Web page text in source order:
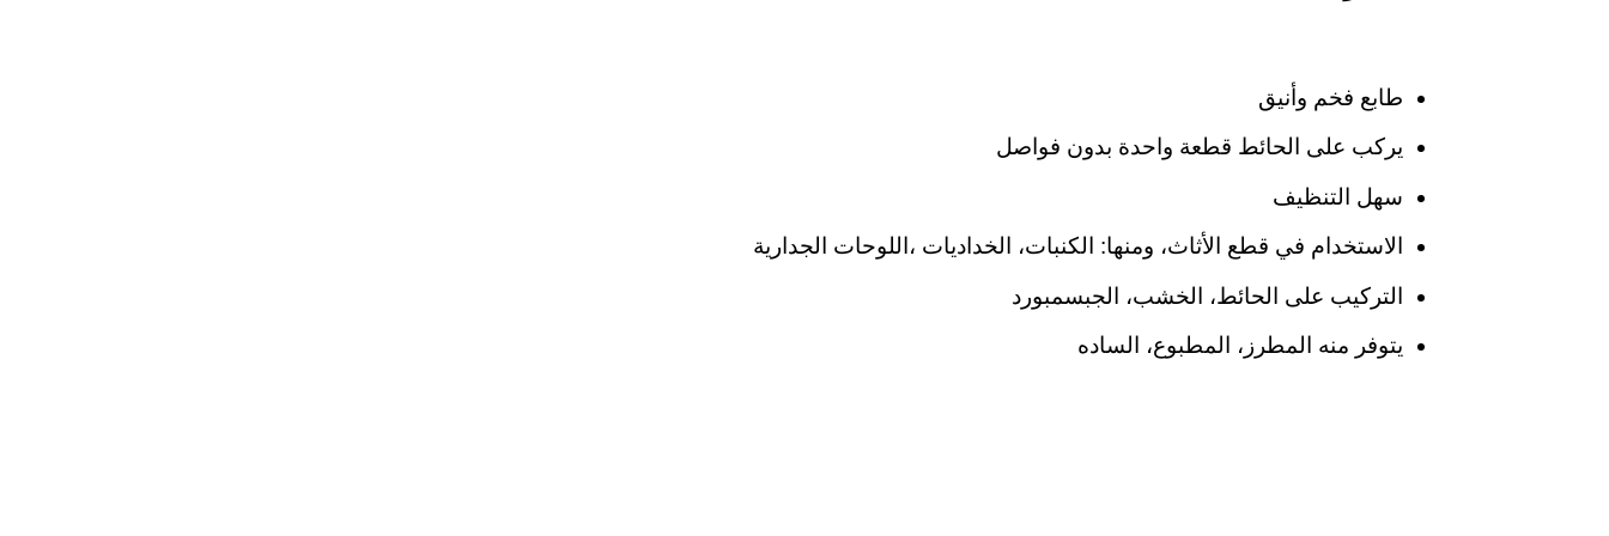
طابع فخم وأنيق
يركب على الحائط قطعة واحدة بدون فواصل
سهل التنظيف
الاستخدام في قطع الأثاث، ومنها: الكنبات، الخداديات ،اللوحات الجدارية
التركيب على الحائط، الخشب، الجبسمبورد
يتوفر منه المطرز، المطبوع، الساده